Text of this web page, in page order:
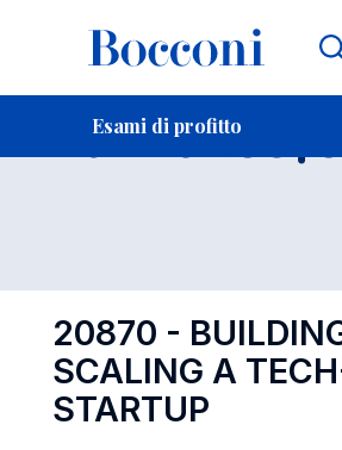
Esami di profitto
Esame 20870
20870 -
SCALING A
STARTUP